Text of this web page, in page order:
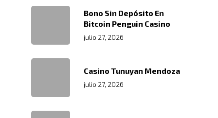
Bono Sin Depósito En
Bitcoin Penguin Casino
julio 27, 2026
Casino Tunuyan Mendoza
julio 27, 2026
Transporte Terrestre
Servicio Aduanal
Servicio En
Contacto
Links De
Políticas De Seguridad
Nosotros